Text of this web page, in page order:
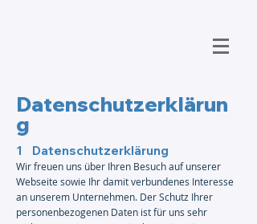
Datenschutzerklärun
g
1 Datenschutzerklärung
Wir freuen uns über Ihren Besuch auf unserer
Webseite sowie Ihr damit verbundenes Interesse
an unserem Unternehmen. Der Schutz Ihrer
personenbezogenen Daten ist für uns sehr